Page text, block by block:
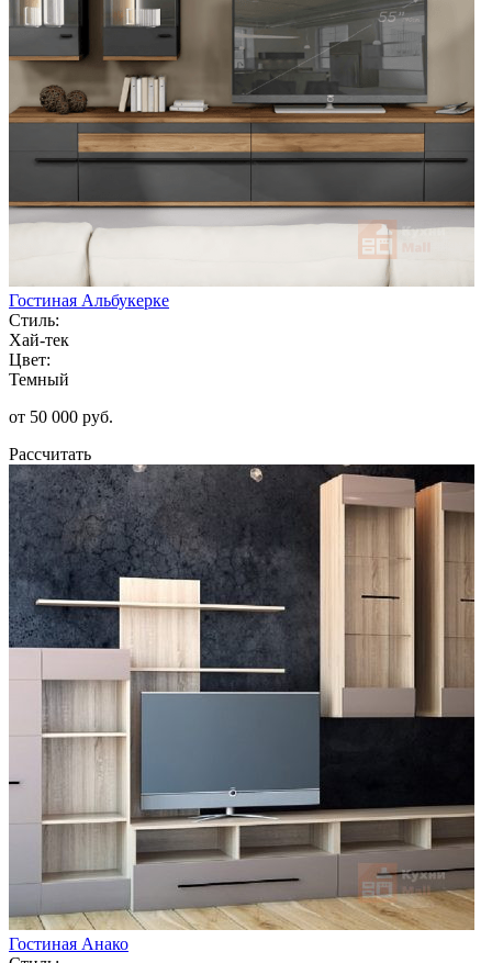
Гостиная Альбукерке
Стиль:
Хай-тек
Цвет:
Темный
от 50 000 руб.
Рассчитать
Гостиная Анако